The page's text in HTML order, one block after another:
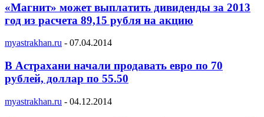
«Магнит» может выплатить дивиденды за 2013
год из расчета 89,15 рубля на акцию
myastrakhan.ru - 07.04.2014
В Астрахани начали продавать евро по 70
рублей, доллар по 55.50
myastrakhan.ru - 04.12.2014